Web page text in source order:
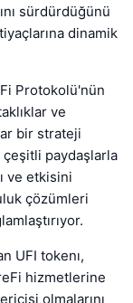
sürdürdüğünü
dinamik
Protokolü'nün
ve
bir strateji
çeşitli paydaşlarla
ve etkisini
çözümleri
UFI tokenı,
hizmetlerine
olmalarını